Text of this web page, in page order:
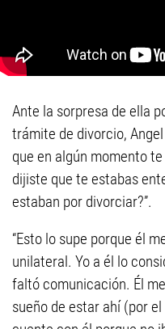
Ante la sorpresa de ella
trámite de divorcio,
que en algún momento
dijiste que te estabas
estaban por divorciar?”.
“Esto lo supe porque él
unilateral. Yo a él lo
faltó comunicación. Él
sueño de estar ahí (por